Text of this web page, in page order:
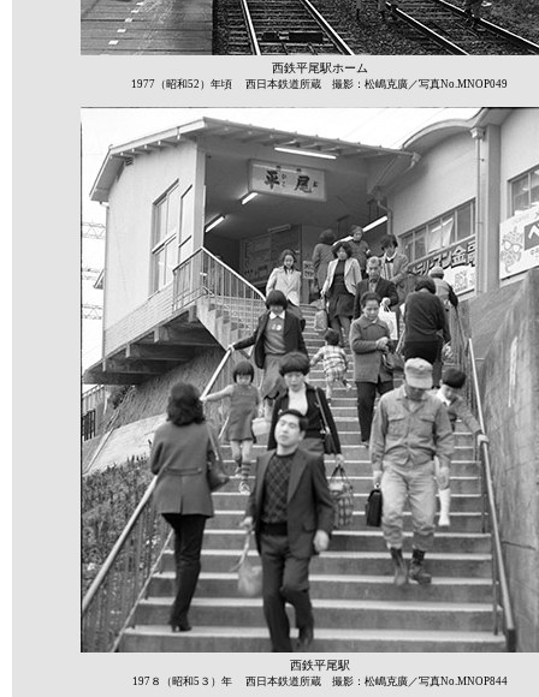
西鉄平尾駅ホーム
1977（昭和52）年頃 西日本鉄道所蔵 撮影：松嶋克廣／写真No.MNOP049
西鉄平尾駅
197８（昭和5３）年 西日本鉄道所蔵 撮影：松嶋克廣／写真No.MNOP844